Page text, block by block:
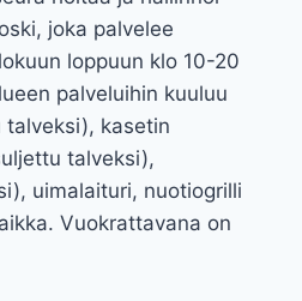
joka palvelee
loppuun klo 10-20
palveluihin kuuluu
kasetin
talveksi),
uimalaituri, nuotiogrilli
Vuokrattavana on